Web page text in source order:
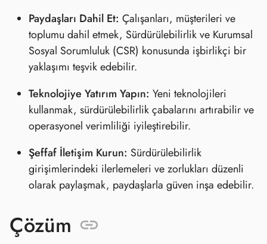
Paydaşları Dahil Et: Çalışanları, müşterileri ve
toplumu dahil etmek, Sürdürülebilirlik ve Kurumsal
Sosyal Sorumluluk (CSR) konusunda işbirlikçi bir
yaklaşımı teşvik edebilir.
Teknolojiye Yatırım Yapın: Yeni teknolojileri
kullanmak, sürdürülebilirlik çabalarını artırabilir ve
operasyonel verimliliği iyileştirebilir.
Şeffaf İletişim Kurun: Sürdürülebilirlik
girişimlerindeki ilerlemeleri ve zorlukları düzenli
olarak paylaşmak, paydaşlarla güven inşa edebilir.
Çözüm